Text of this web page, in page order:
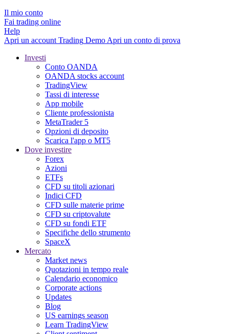
Il mio conto
Fai trading online
Help
Apri un account Trading Demo Apri un conto di prova
Investi
Conto OANDA
OANDA stocks account
TradingView
Tassi di interesse
App mobile
Cliente professionista
MetaTrader 5
Opzioni di deposito
Scarica l'app o MT5
Dove investire
Forex
Azioni
ETFs
CFD su titoli azionari
Indici CFD
CFD sulle materie prime
CFD su criptovalute
CFD su fondi ETF
Specifiche dello strumento
SpaceX
Mercato
Market news
Quotazioni in tempo reale
Calendario economico
Corporate actions
Updates
Blog
US earnings season
Learn TradingView